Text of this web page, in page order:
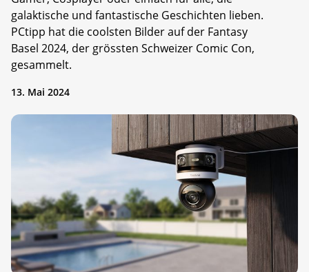
galaktische und fantastische Geschichten lieben.
PCtipp hat die coolsten Bilder auf der Fantasy
Basel 2024, der grössten Schweizer Comic Con,
gesammelt.
13. Mai 2024